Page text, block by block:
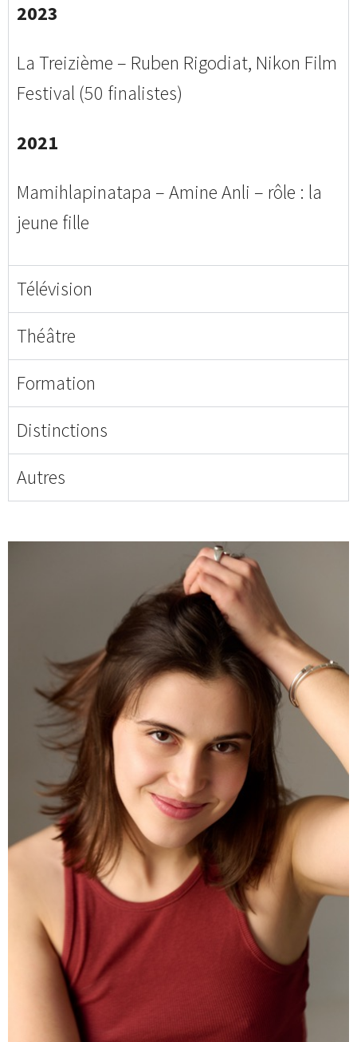
2023
La Treizième – Ruben Rigodiat, Nikon Film
Festival (50 finalistes)
2021
Mamihlapinatapa – Amine Anli – rôle : la
jeune fille
Télévision
Théâtre
Formation
Distinctions
Autres